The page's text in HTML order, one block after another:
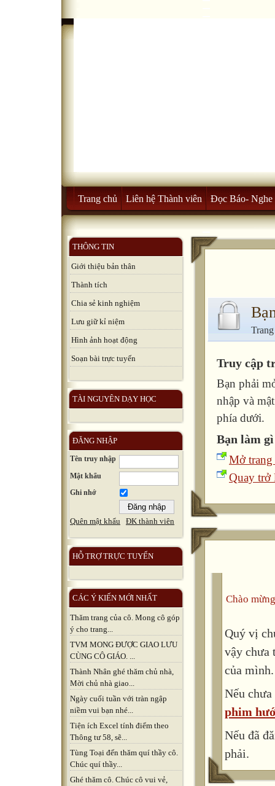
Trang chủ Liên hệ Thành viên Đọc Báo- Nghe
THÔNG TIN
Giới thiệu bản thân
Thành tích
Chia sẻ kinh nghiệm
Lưu giữ kỉ niệm
Hình ảnh hoạt động
Soạn bài trực tuyến
TÀI NGUYÊN DẠY HỌC
ĐĂNG NHẬP
Tên truy nhập
Mật khẩu
Ghi nhớ
Quên mật khẩu ĐK thành viên
HỖ TRỢ TRỰC TUYẾN
CÁC Ý KIẾN MỚI NHẤT
Thăm trang của cô. Mong cô góp
ý cho trang...
TVM MONG ĐƯỢC GIAO LƯU
CÙNG CÔ GIÁO. ...
Thành Nhân ghé thăm chủ nhà,
Mời chủ nhà giao...
Ngày cuối tuần với tràn ngập
niềm vui bạn nhé...
Tiện ích Excel tính điểm theo
Thông tư 58, sẽ...
Tùng Toại đến thăm quí thầy cô.
Chúc quí thầy...
Ghé thăm cô. Chúc cô vui vẻ,
Truy cập
Bạn phải
nhập và
phía dưới.
Bạn làm
Mở trang
Quay trở
Chào
Quý vị
vậy chưa
của mình.
Nếu
phim
Nếu đã
phải.